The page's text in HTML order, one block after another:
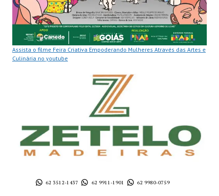
Assista o filme Feira Criativa Empoderando Mulheres Através das Artes e
Culinária no youtube
62 3512-1437 62 9911-1901 62 9980-0759